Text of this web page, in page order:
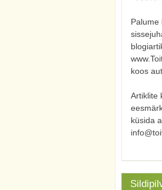
Palume
koos
Artiklite
küsida